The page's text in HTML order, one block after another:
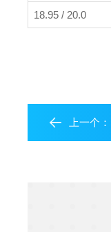
18.95 / 20.0
上一个：